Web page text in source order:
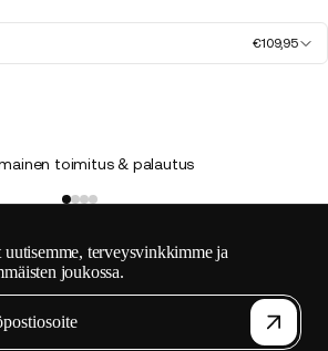
€109,95
toimitus & palautus
uutisemme, terveysvinkkimme ja
joukossa.